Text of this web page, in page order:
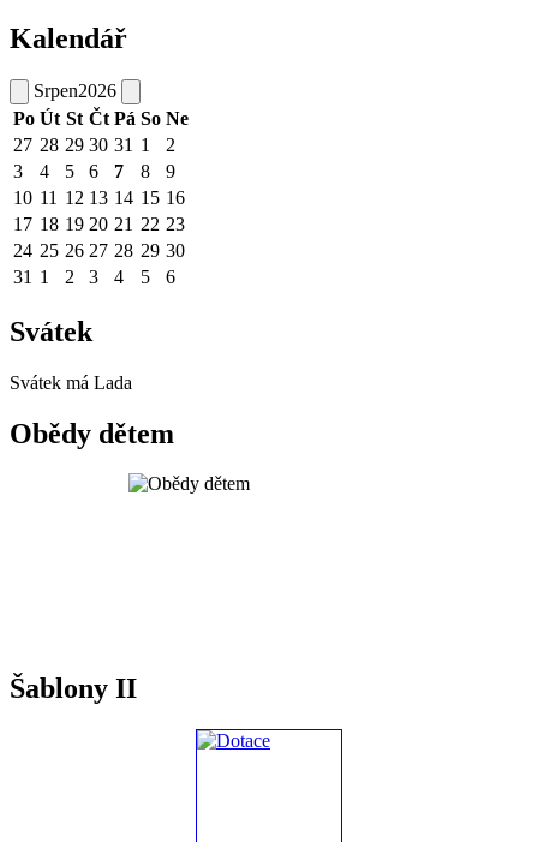
Kalendář
Srpen2026
Po Út St Čt Pá So Ne
27 28 29 30 31 1
2
3
4 5 6 7 8
9
10 11 12 13 14 15 16
17 18 19 20 21 22 23
24 25 26 27 28 29 30
31 1 2 3 4 5 6
Svátek
Svátek má Lada
Obědy dětem
Šablony II